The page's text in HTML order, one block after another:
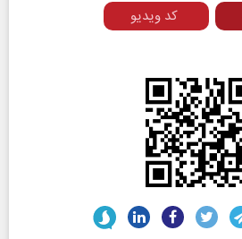
کد ویدیو